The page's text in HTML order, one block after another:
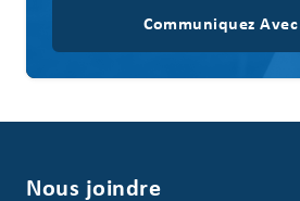
Communiquez
Nous joindre